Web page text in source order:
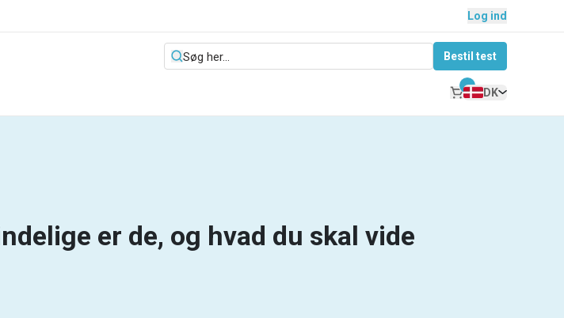
Log ind
Bestil test
DK
er de, og hvad du skal vide